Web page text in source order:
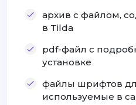
архив с файлом,
в Tilda
pdf-файл с
установке
файлы шрифтов
используемые в